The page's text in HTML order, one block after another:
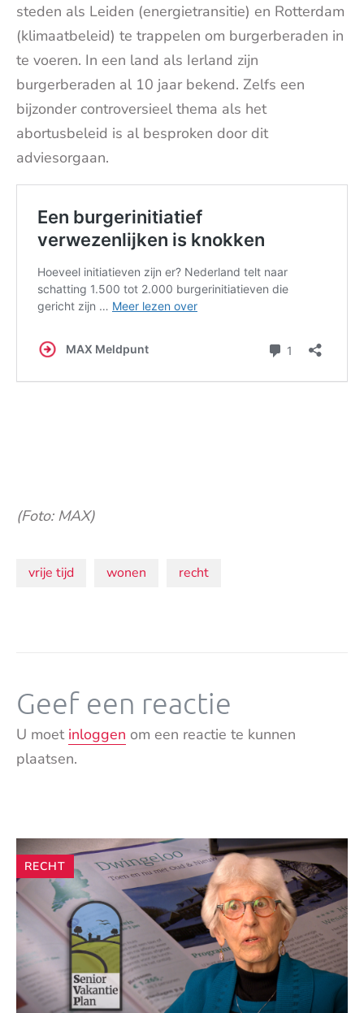
steden als Leiden (energietransitie) en Rotterdam
(klimaatbeleid) te trappelen om burgerberaden in
te voeren. In een land als Ierland zijn
burgerberaden al 10 jaar bekend. Zelfs een
bijzonder controversieel thema als het
abortusbeleid is al besproken door dit
adviesorgaan.
(Foto: MAX)
Onderwerpen:
vrije tijd wonen recht
Geef een reactie
U moet inloggen om een reactie te kunnen
plaatsen.
Andere
artikelen
RECHT